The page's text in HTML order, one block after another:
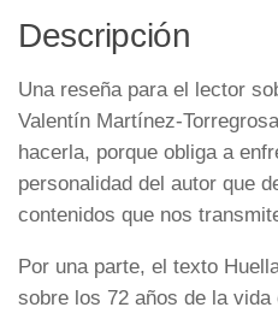
Descripción
Una reseña para el lector
Valentín Martínez-
hacerla, porque obliga a
personalidad del autor que
contenidos que nos
Por una parte, el texto
sobre los 72 años de la